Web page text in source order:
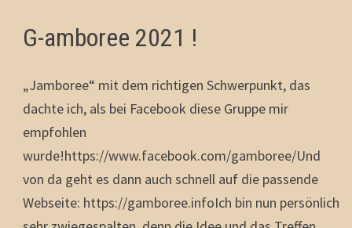
G-amboree 2021 !
„Jamboree“ mit dem richtigen Schwerpunkt, das
dachte ich, als bei Facebook diese Gruppe mir
empfohlen
wurde!https://www.facebook.com/gamboree/Und
von da geht es dann auch schnell auf die passende
Webseite: https://gamboree.infoIch bin nun persönlich